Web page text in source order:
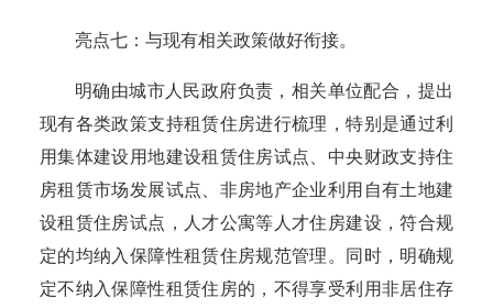
亮点七：与现有相关政策做好衔接。
明确由城市人民政府负责，相关单位配合，提出
现有各类政策支持租赁住房进行梳理，特别是通过利
用集体建设用地建设租赁住房试点、中央财政支持住
房租赁市场发展试点、非房地产企业利用自有土地建
设租赁住房试点，人才公寓等人才住房建设，符合规
定的均纳入保障性租赁住房规范管理。同时，明确规
定不纳入保障性租赁住房的，不得享受利用非居住存